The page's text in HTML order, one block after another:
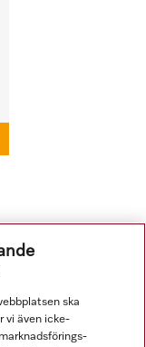
ska
vi även icke-